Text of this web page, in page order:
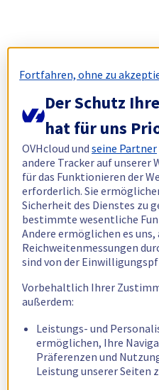
Fortfahren, ohne zu
Der Schutz
hat für uns
OVHcloud undseine Partner
andere Tracker auf unserer
für das Funktionieren der
erforderlich. Sie
Sicherheit des Dienstes zu
bestimmte wesentliche
Andere ermöglichen es uns,
Reichweitenmessungen
sind von der
Vorbehaltlich Ihrer
außerdem:
Leistungs- und
ermöglichen, Ihre
Präferenzen und
Leistung unserer Seiten